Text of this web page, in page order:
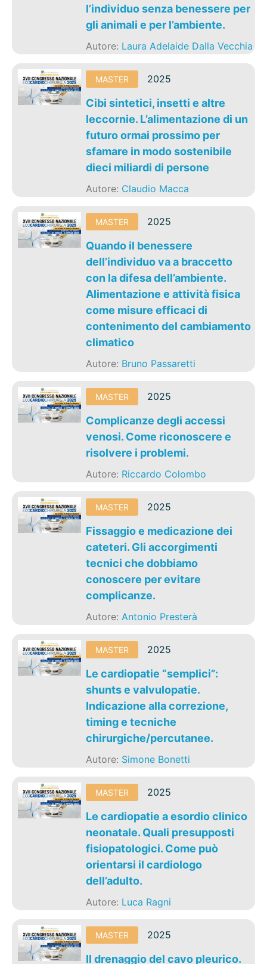
l’individuo senza benessere per
gli animali e per l’ambiente.
Autore: Laura Adelaide Dalla Vecchia
MASTER 2025
Cibi sintetici, insetti e altre
leccornie. L’alimentazione di un
futuro ormai prossimo per
sfamare in modo sostenibile
dieci miliardi di persone
Autore: Claudio Macca
MASTER 2025
Quando il benessere
dell’individuo va a braccetto
con la difesa dell’ambiente.
Alimentazione e attività fisica
come misure efficaci di
contenimento del cambiamento
climatico
Autore: Bruno Passaretti
MASTER 2025
Complicanze degli accessi
venosi. Come riconoscere e
risolvere i problemi.
Autore: Riccardo Colombo
MASTER 2025
Fissaggio e medicazione dei
cateteri. Gli accorgimenti
tecnici che dobbiamo
conoscere per evitare
complicanze.
Autore:Antonio Presterà
MASTER 2025
Le cardiopatie “semplici”:
shunts e valvulopatie.
Indicazione alla correzione,
timing e tecniche
chirurgiche/percutanee.
Autore: Simone Bonetti
MASTER 2025
Le cardiopatie a esordio clinico
neonatale. Quali presupposti
fisiopatologici. Come può
orientarsi il cardiologo
dell’adulto.
Autore: Luca Ragni
MASTER 2025
Il drenaggio del cavo pleurico.